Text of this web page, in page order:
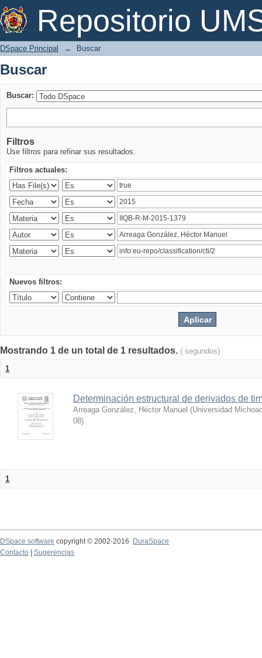
Repositorio
Buscar
DSpace Principal → Buscar
Buscar
Buscar:
Filtros
Use filtros para refinar sus resultados.
Filtros actuales:
Nuevos filtros:
Mostrando 1 de un total de 1 resultados. ( segundos)
1
Determinación estructural de derivados de
Arreaga González, Héctor Manuel (Universidad
08)
1
DSpace software copyright © 2002-2016
DuraSpace
Contacto
Sugerencias